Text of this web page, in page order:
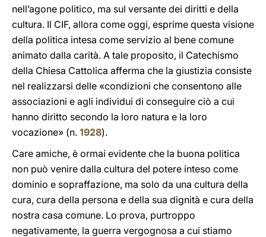
nell’agone politico, ma sul versante dei diritti e della
cultura. Il CIF, allora come oggi, esprime questa visione
della politica intesa come servizio al bene comune
animato dalla carità. A tale proposito, il Catechismo
della Chiesa Cattolica afferma che la giustizia consiste
nel realizzarsi delle «condizioni che consentono alle
associazioni e agli individui di conseguire ciò a cui
hanno diritto secondo la loro natura e la loro
vocazione» (n. 1928).
Care amiche, è ormai evidente che la buona politica
non può venire dalla cultura del potere inteso come
dominio e sopraffazione, ma solo da una cultura della
cura, cura della persona e della sua dignità e cura della
nostra casa comune. Lo prova, purtroppo
negativamente, la guerra vergognosa a cui stiamo